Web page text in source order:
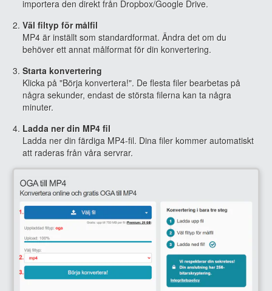
importera den direkt från Dropbox/Google Drive.
Väl filtyp för målfil
MP4 är inställt som standardformat. Ändra det om du
behöver ett annat målformat för din konvertering.
Starta konvertering
Klicka på "Börja konvertera!". De flesta filer bearbetas på
några sekunder, endast de största filerna kan ta några
minuter.
Ladda ner din MP4 fil
Ladda ner din färdiga MP4-fil. Dina filer kommer automatiskt
att raderas från våra servrar.